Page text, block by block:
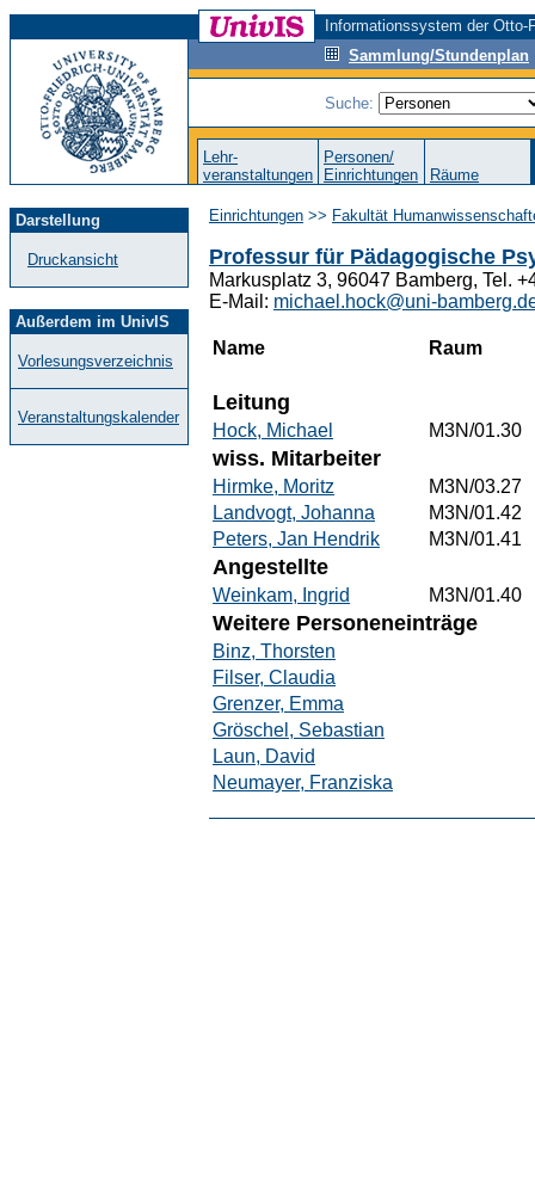
Informationssystem der
Sammlung/Stundenplan
Suche:
Lehr-
veranstaltungen
Personen/
Einrichtungen
Räume
Darstellung
Druckansicht
Außerdem im UnivIS
Vorlesungsverzeichnis
Veranstaltungskalender
Einrichtungen >> Fakultät
Professur für Pädagogische
Markusplatz 3, 96047 Bamberg, Tel.
E-Mail: michael.hock@uni-
Name Raum
Leitung
Hock, Michael M3N/01.30
wiss. Mitarbeiter
Hirmke, Moritz
M3N/03.27
Landvogt, Johanna
M3N/01.42
Peters, Jan Hendrik
M3N/01.41
Angestellte
Weinkam, Ingrid M3N/01.40
Weitere Personeneinträge
Binz, Thorsten
Filser, Claudia
Grenzer, Emma
Gröschel, Sebastian
Laun, David
Neumayer, Franziska